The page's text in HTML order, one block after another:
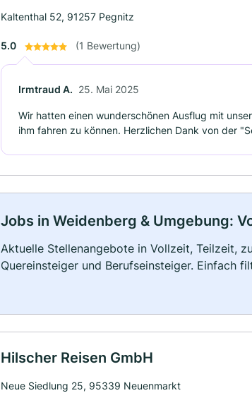
Kaltenthal 52, 91257 Pegnitz
5.0 (1 Bewertung)
Irmtraud A. 25. Mai 2025
Wir hatten einen wunderschönen Ausflug mit
ihm fahren zu können. Herzlichen Dank von der
Jobs in Weidenberg & Umgebung:
Aktuelle Stellenangebote in Vollzeit, Teilzeit,
Quereinsteiger und Berufseinsteiger. Einfach
Hilscher Reisen GmbH
Neue Siedlung 25, 95339 Neuenmarkt